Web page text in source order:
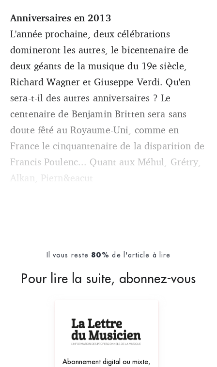
Anniversaires en 2013
L'année prochaine, deux célébrations
domineront les autres, le bicentenaire de
deux géants de la musique du 19e siècle,
Richard Wagner et Giuseppe Verdi. Qu'en
sera-t-il des autres anniversaires ? Le
centenaire de Benjamin Britten sera sans
doute fêté au Royaume-Uni, comme en
France le cinquantenaire de la disparition de
Francis Poulenc... Quant aux Méhul, Grétry,
Alkan, Piern&eacut
Il vous reste 80% de l'article à lire
Pour lire la suite, abonnez-vous
Abonnement digital ou mixte,